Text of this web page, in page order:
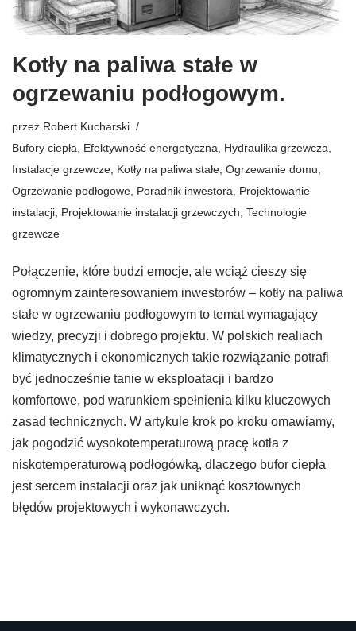
Kotły na paliwa stałe w
ogrzewaniu podłogowym.
przez Robert Kucharski
Bufory ciepła
Efektywność energetyczna Hydraulika grzewcza
Instalacje grzewcze Kotły na paliwa stałe Ogrzewanie domu
Ogrzewanie podłogowe Poradnik inwestora
Projektowanie
instalacji Projektowanie instalacji grzewczych Technologie
grzewcze
Połączenie, które budzi emocje, ale wciąż cieszy się
ogromnym zainteresowaniem inwestorów – kotły na paliwa
stałe w ogrzewaniu podłogowym to temat wymagający
wiedzy, precyzji i dobrego projektu. W polskich realiach
klimatycznych i ekonomicznych takie rozwiązanie potrafi
być jednocześnie tanie w eksploatacji i bardzo
komfortowe, pod warunkiem spełnienia kilku kluczowych
zasad technicznych. W artykule krok po kroku omawiamy,
jak pogodzić wysokotemperaturową pracę kotła z
niskotemperaturową podłogówką, dlaczego bufor ciepła
jest sercem instalacji oraz jak uniknąć kosztownych
błędów projektowych i wykonawczych.